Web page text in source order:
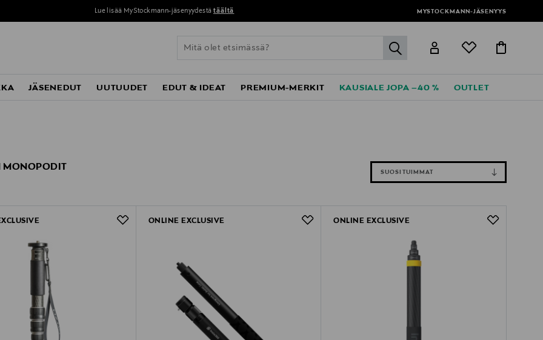
Lue lisää MyStockmann-jäsenyydestä täältä MYSTOCKMANN-JÄSENYYS
label.header.go
JÄSENEDUT UUTUUDET EDUT & IDEAT PREMIUM-MERKIT KAUSIALE JOPA –40 % OUTLET
MONOPODIT SUOSITUIMMAT
ONLINE EXCLUSIVE ONLINE EXCLUSIVE